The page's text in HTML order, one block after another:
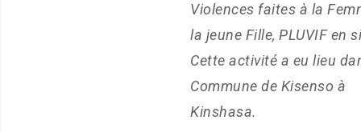
Violences faites à la
la jeune Fille, PLUVIF en
Cette activité a eu lieu
Commune de Kisenso à
Kinshasa.